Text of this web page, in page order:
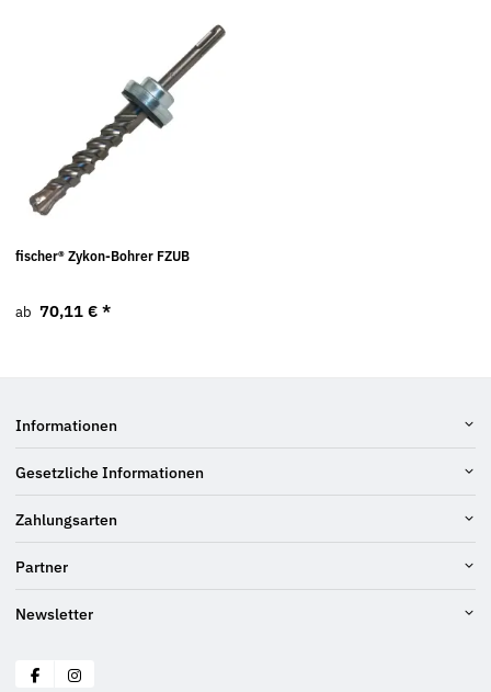
fischer® Zykon-Bohrer FZUB
ab 70,11 € *
Informationen
Gesetzliche Informationen
Zahlungsarten
Partner
Newsletter